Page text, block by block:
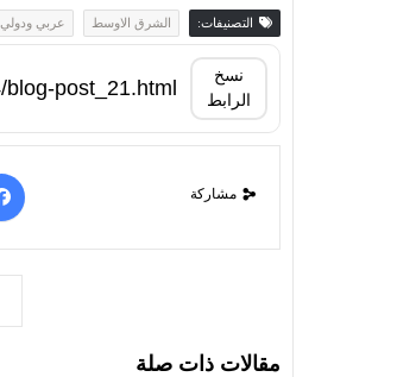
التصنيفات: الشرق الاوسط عربي ودولي
نسخ
الرابط
مشاركة
مقالات ذات صلة